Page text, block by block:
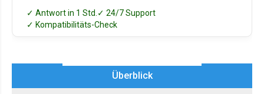
✓ Antwort in 1 Std. ✓ 24/7 Support
✓ Kompatibilitäts-Check
Überblick